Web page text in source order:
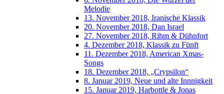
Melodie
13. November 2018, Iranische Klassik
20. November 2018, Dan Israel
27. November 2018, Rihm & Dühnfort
4. Dezember 2018, Klassik zu Fünft
11. Dezember 2018, American Xmas-
Songs
18. Dezember 2018, „Crypsilon“
8. Januar 2019, Neue und alte Innnigkeit
15. Januar 2019, Harbottle & Jonas